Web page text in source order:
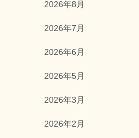
2026年8月
2026年7月
2026年6月
2026年5月
2026年3月
2026年2月